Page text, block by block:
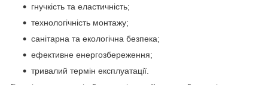
гнучкість та еластичність;
технологічність монтажу;
санітарна та екологічна безпека;
ефективне енергозбереження;
тривалий термін експлуатації.